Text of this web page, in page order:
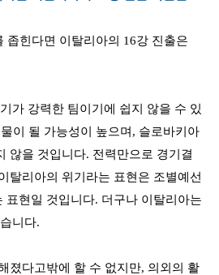
좁힌다면 이탈리아의 16강 진출은
가 강력한 팀이기에 쉽지 않을 수 있
이 될 가능성이 높으며 , 슬로바키아
않을 것입니다. 전력만으로 경기결
탈리아의 위기라는 표현은 조별예선
표현일 것입니다. 더구나 이탈리아는
니다.
졌다고밖에 할 수 없지만, 의외의 활